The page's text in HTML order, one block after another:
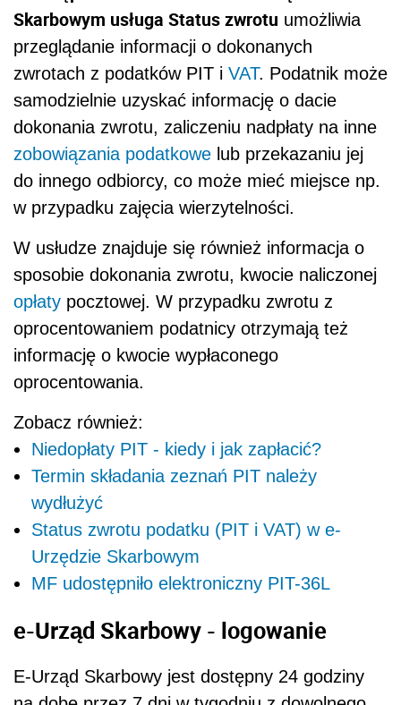
Skarbowym usługa Status zwrotu umożliwia
przeglądanie informacji o dokonanych
zwrotach z podatków PIT i VAT. Podatnik może
samodzielnie uzyskać informację o dacie
dokonania zwrotu, zaliczeniu nadpłaty na inne
zobowiązania podatkowe lub przekazaniu jej
do innego odbiorcy, co może mieć miejsce np.
w przypadku zajęcia wierzytelności.
W usłudze znajduje się również informacja o
sposobie dokonania zwrotu, kwocie naliczonej
opłaty pocztowej. W przypadku zwrotu z
oprocentowaniem podatnicy otrzymają też
informację o kwocie wypłaconego
oprocentowania.
Zobacz również:
Niedopłaty PIT - kiedy i jak zapłacić?
Termin składania zeznań PIT należy
wydłużyć
Status zwrotu podatku (PIT i VAT) w e-
Urzędzie Skarbowym
MF udostępniło elektroniczny PIT-36L
e-Urząd Skarbowy - logowanie
E-Urząd Skarbowy jest dostępny 24 godziny